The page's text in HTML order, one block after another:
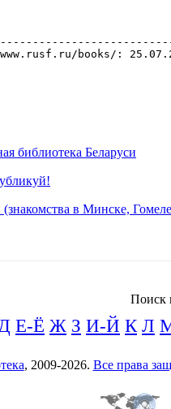
библиотека Беларуси
в Минске,
Поиск
Д Е-Ё Ж З И-Й К Л
, 2009-2026. Все права